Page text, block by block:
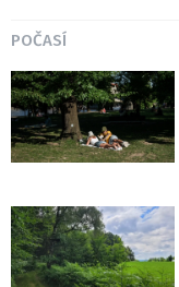
POČASÍ